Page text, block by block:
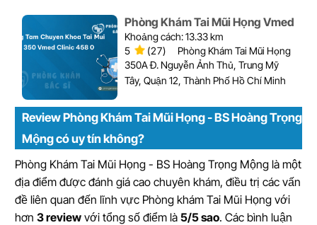
Phòng Khám Tai Mũi Họng Vmed
Khoảng cách: 13.33 km
5
(27)
Phòng Khám Tai Mũi Họng
350A Đ. Nguyễn Ảnh Thủ, Trung Mỹ
Tây, Quận 12, Thành Phố Hồ Chí Minh
Review Phòng Khám Tai Mũi Họng - BS Hoàng Trọng
Mộng có uy tín không?
Phòng Khám Tai Mũi Họng - BS Hoàng Trọng Mộng là một
địa điểm được đánh giá cao chuyên khám, điều trị các vấn
đề liên quan đến lĩnh vực Phòng khám Tai Mũi Họng với
hơn 3 review với tổng số điểm là 5/5 sao. Các bình luận